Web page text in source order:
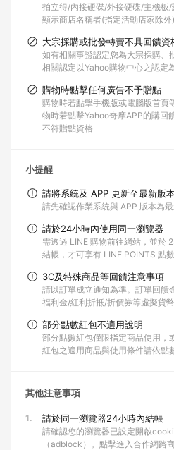
拍立得/內接硬碟/外接硬碟/主機板
顯示商店名稱者(指定活動店家除外)
大宗採購或批發轉賣不具回饋資
如有相關事證認定您為大宗採購、
相關認定以Yahoo購物中心之認定
購物時點擊任何廣告不予贈點
購物時若點擊手機版或電腦版首頁
物時若點擊Yahoo奇摩APP的購回
不符贈點資格
小提醒
請將系統及 APP 更新至最新版
請先確認作業系統與 APP 版本為
請於24小時內使用同一瀏覽器
需透過 LINE 購物前往網站，並於
結帳，才可享有 LINE POINTS 點
3C及特殊商品等回饋注意事項
請以訂單成立通知為準。訂單回
福利金/紅利折抵/折價券等虛擬貨
部分點數紅包不適用說明
部分點數紅包僅限指定商品使用，
紅包之適用商品與使用條件請依點
其他注意事項
1. 請於同一瀏覽器24小時內結帳
請確認您的瀏覽器已設定開啟
（adblock）。點擊進入合作網路